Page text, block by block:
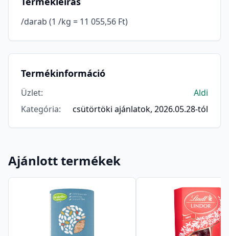
/darab (1 /kg = 11 055,56 Ft)
Termékinformáció
Üzlet:
Aldi
Kategória: csütörtöki ajánlatok, 2026.05.28-tól
Ajánlott termékek